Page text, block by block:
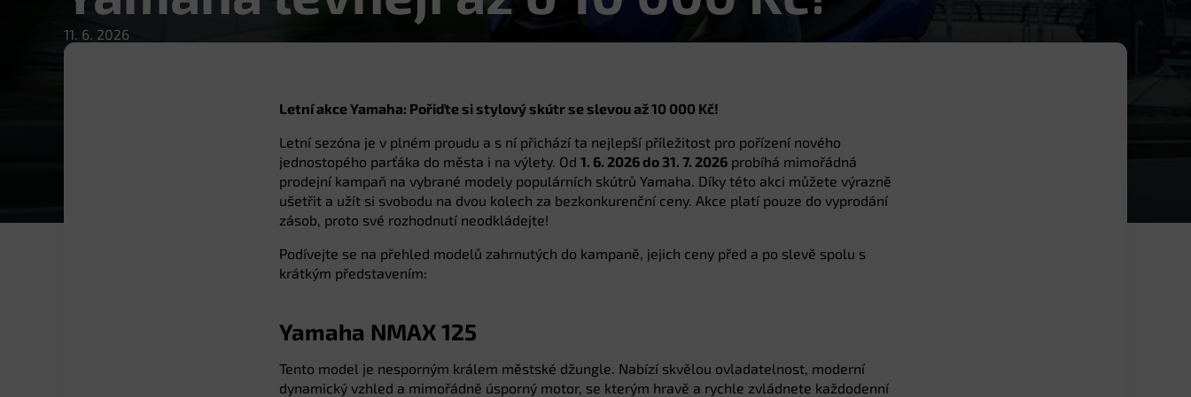
11. 6. 2026
Letní akce Yamaha: Pořiďte si stylový skútr se slevou až 10 000 Kč!
Letní sezóna je v plném proudu a s ní přichází ta nejlepší příležitost pro pořízení nového
jednostopého parťáka do města i na výlety. Od 1. 6. 2026 do 31. 7. 2026probíhá mimořádná
prodejní kampaň na vybrané modely populárních skútrů Yamaha. Díky této akci můžete výrazně
ušetřit a užít si svobodu na dvou kolech za bezkonkurenční ceny. Akce platí pouze do vyprodání
zásob, proto své rozhodnutí neodkládejte!
Podívejte se na přehled modelů zahrnutých do kampaně, jejich ceny před a po slevě spolu s
krátkým představením:
Yamaha NMAX 125
Tento model je nesporným králem městské džungle. Nabízí skvělou ovladatelnost, moderní
dynamický vzhled a mimořádně úsporný motor, se kterým hravě a rychle zvládnete každodenní